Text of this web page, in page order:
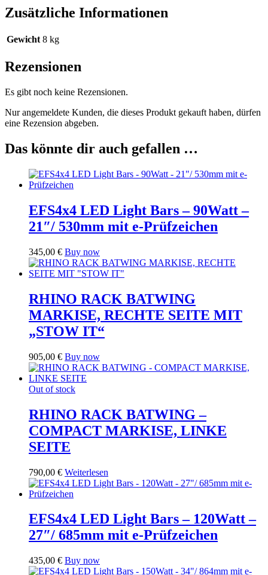
Zusätzliche Informationen
Gewicht 8 kg
Rezensionen
Es gibt noch keine Rezensionen.
Nur angemeldete Kunden, die dieses Produkt gekauft haben, dürfen
eine Rezension abgeben.
Das könnte dir auch gefallen …
EFS4x4 LED Light Bars – 90Watt –
21″/ 530mm mit e-Prüfzeichen
345,00 € Buy now
RHINO RACK BATWING
MARKISE, RECHTE SEITE MIT
„STOW IT“
905,00 € Buy now
Out of stock
RHINO RACK BATWING –
COMPACT MARKISE, LINKE
SEITE
790,00 € Weiterlesen
EFS4x4 LED Light Bars – 120Watt –
27″/ 685mm mit e-Prüfzeichen
435,00 € Buy now